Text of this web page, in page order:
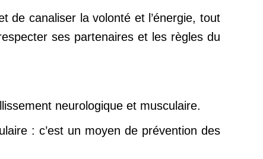
fenêtre
de canaliser la volonté et l’énergie, tout
ses partenaires et les règles du
neurologique et musculaire.
: c’est un moyen de prévention des